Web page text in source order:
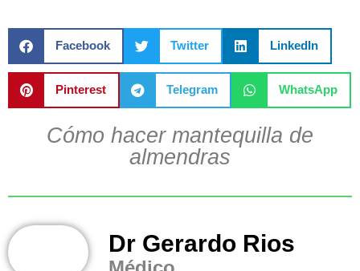
Facebook Twitter LinkedIn
Pinterest Telegram WhatsApp
Cómo hacer mantequilla de
almendras
Dr Gerardo Rios